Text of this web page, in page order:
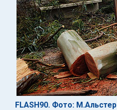
FLASH90. Фото: М.Альстер